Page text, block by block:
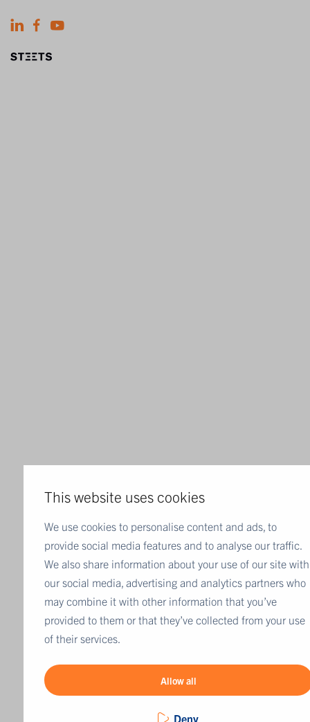
This website uses cookies
We use cookies to personalise content and ads, to
provide social media features and to analyse our traffic.
We also share information about your use of our site with
our social media, advertising and analytics partners who
may combine it with other information that you’ve
provided to them or that they’ve collected from your use
of their services.
Allow all
Deny